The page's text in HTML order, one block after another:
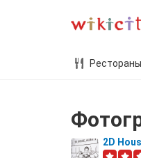
Рестораны
2D